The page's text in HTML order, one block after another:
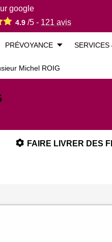
google
4.9 /5 - 121 avis
PRÉVOYANCE SERVICES
Michel ROIG
FAIRE LIVRER DES